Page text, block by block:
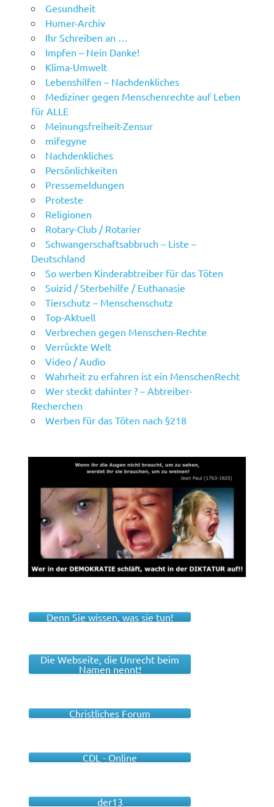
Gesundheit
Humer-Archiv
Ihr Schreiben an …
Impfen – Nein Danke!
Klima-Umwelt
Lebenshilfen – Nachdenkliches
Mediziner gegen Menschenrechte auf Leben
für ALLE
Meinungsfreiheit-Zensur
mifegyne
Nachdenkliches
Persönlichkeiten
Pressemeldungen
Proteste
Religionen
Rotary-Club / Rotarier
Schwangerschaftsabbruch – Liste –
Deutschland
So werben Kinderabtreiber für das Töten
Suizid / Sterbehilfe / Euthanasie
Tierschutz – Menschenschutz
Top-Aktuell
Verbrechen gegen Menschen-Rechte
Verrückte Welt
Video / Audio
Wahrheit zu erfahren ist ein MenschenRecht
Wer steckt dahinter ? – Abtreiber-
Recherchen
Werben für das Töten nach §218
Denn Sie wissen, was sie tun!
Die Webseite, die Unrecht beim
Namen nennt!
Christliches Forum
CDL - Online
der13